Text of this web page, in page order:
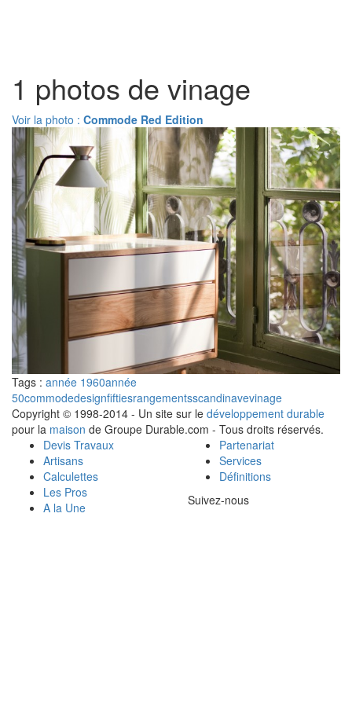
1 photos de vinage
Voir la photo : Commode Red Edition
Tags : année 1960année
50commodedesignfiftiesrangementsscandinavevinage
Copyright © 1998-2014 - Un site sur le développement durable
pour la maison de Groupe Durable.com - Tous droits réservés.
Devis Travaux
Artisans
Calculettes
Les Pros
A la Une
Partenariat
Services
Définitions
Suivez-nous